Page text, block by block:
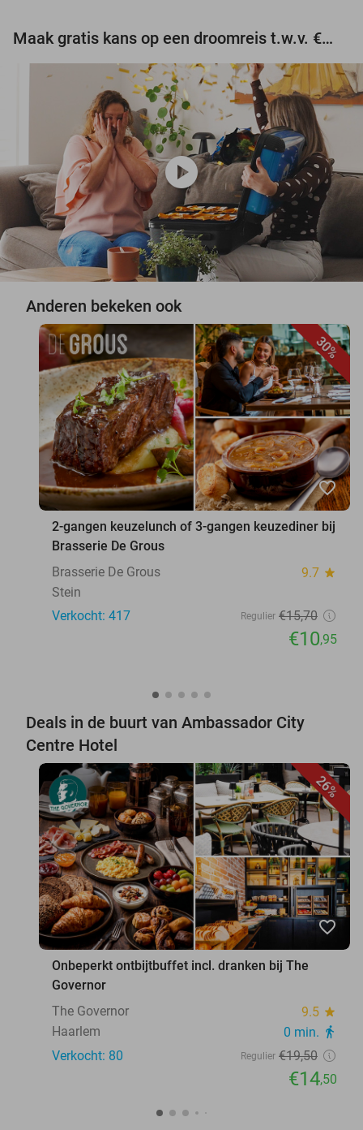
Maak gratis kans op een droomreis t.w.v. €3.000!
play_circle
Anderen bekeken ook
30%
favorite_border
2-gangen keuzelunch of 3-gangen keuzediner bij
Brasserie De Grous
Brasserie De Grous
9.7 star
Stein
Verkocht: 417
Regulier €15,70
€10,95
Deals in de buurt van Ambassador City
Centre Hotel
26%
favorite_border
Onbeperkt ontbijtbuffet incl. dranken bij The
Governor
The Governor
9.5 star
Haarlem 0 min. directions_walk
Verkocht: 80 Regulier €19,50
€14,50